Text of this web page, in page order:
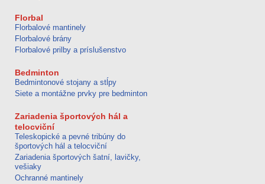
Florbal
Florbalové mantinely
Florbalové brány
Florbalové prilby a príslušenstvo
Bedminton
Bedmintonové stojany a stĺpy
Siete a montážne prvky pre bedminton
Zariadenia športových hál a
telocviční
Teleskopické a pevné tribúny do
športových hál a telocviční
Zariadenia športových šatní, lavičky,
vešiaky
Ochranné mantinely